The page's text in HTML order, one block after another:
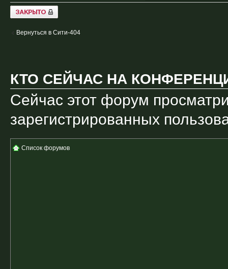
Закрыто
Вернуться в Сити-404
КТО СЕЙЧАС НА
Сейчас этот форум
зарегистрированных
Список форумов